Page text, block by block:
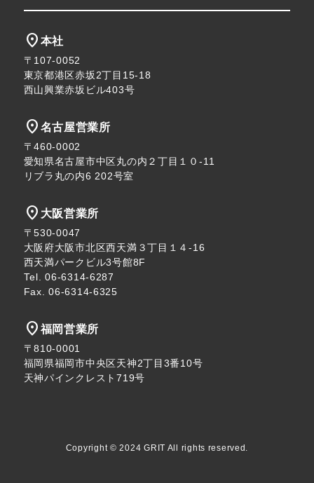
location_on 本社
〒107-0052
東京都港区赤坂2丁目15-18
西山興業赤坂ビル403号
location_on 名古屋営業所
〒460-0002
愛知県名古屋市中区丸の内２丁目１０-11
リブラ丸の内6 202号室
location_on 大阪営業所
〒530-0047
大阪府大阪市北区西天満３丁目１４-16
西天満パークビル3号館8F
Tel. 06-6314-6287
Fax. 06-6314-6325
location_on 福岡営業所
〒810-0001
福岡県福岡市中央区天神2丁目3番10号
天神パインクレスト719号
Copyright © 2024 GRIT All rights reserved.